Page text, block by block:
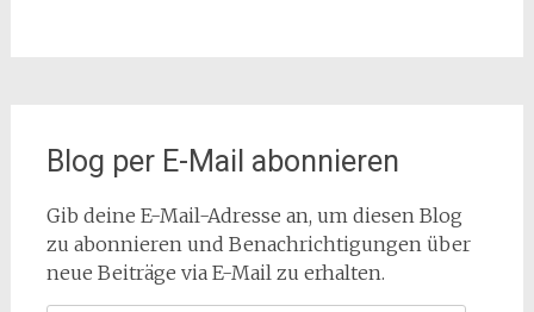
Blog per E-Mail abonnieren
Gib deine E-Mail-Adresse an, um diesen Blog
zu abonnieren und Benachrichtigungen über
neue Beiträge via E-Mail zu erhalten.